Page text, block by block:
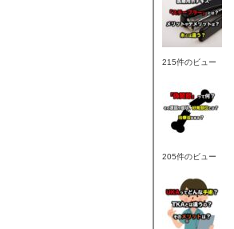
215件のビュー
205件のビュー